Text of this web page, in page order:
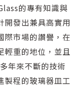
的專有知識與
開發出兼具高實用
際市場的讚譽，在
輕重的地位，並且
年來不斷的技術
製程的玻璃器皿工